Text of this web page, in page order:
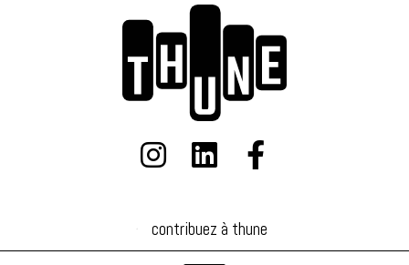
contribuez à thune
contribuez à thune